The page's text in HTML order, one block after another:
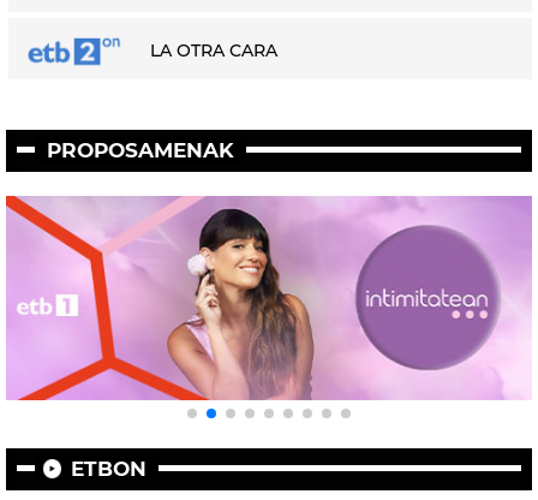
LA OTRA CARA
PROPOSAMENAK
ETBON